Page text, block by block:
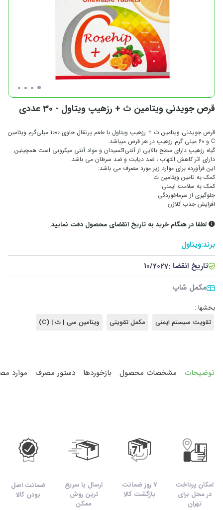
قرص جویدنی ویتامین ث + رزهیپ ویتاول - 30 عددی
قرص جویدنی ویتامین ث + رزهیپ ویتاول با طعم پرتقال حاوی 1000 میلی‌گرم ویتامین
C و 60 میلی گرم رزهیپ در هر قرص میباشد.
گیاه رزهیپ دارای سطح بالایی از آنتی‌اکسیدان و مواد آنتی میکروبی است همچینین
دارای اثر کاهش التهاب ، ضد دیابت و ضد سرطان می باشد.
این فرآورده برای موارد زیر مورد مصرف می باشد:
کمک به تامین ویتامین ث
کمک به سلامت ایمنی
جلوگیری از سرماخوردگی
افزایش جذب کلاژن
لطفا در هنگام خرید به تاریخ انقضای محصول دقت نمایید.
برند:ویتاول
تاریخ انقضا :10/2027
مکمل شاپ
بخشها :
تقویت سیستم ایمنی
مکمل تقویتی ویتامین سی | ث | (C)
توضیحات مشخصات محصول بازخوردها دستور مصرف موارد
امکان پرداخت
در محل برای
تهران
7 روز ضمانت
بازگشت کالا
ارسال با سریع
ترین روش
ممکن
ضمانت اصل
بودن کالا